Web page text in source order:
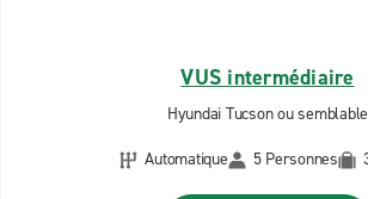
VUS intermédiaire
Hyundai Tucson ou semblable
Automatique
5 Personnes